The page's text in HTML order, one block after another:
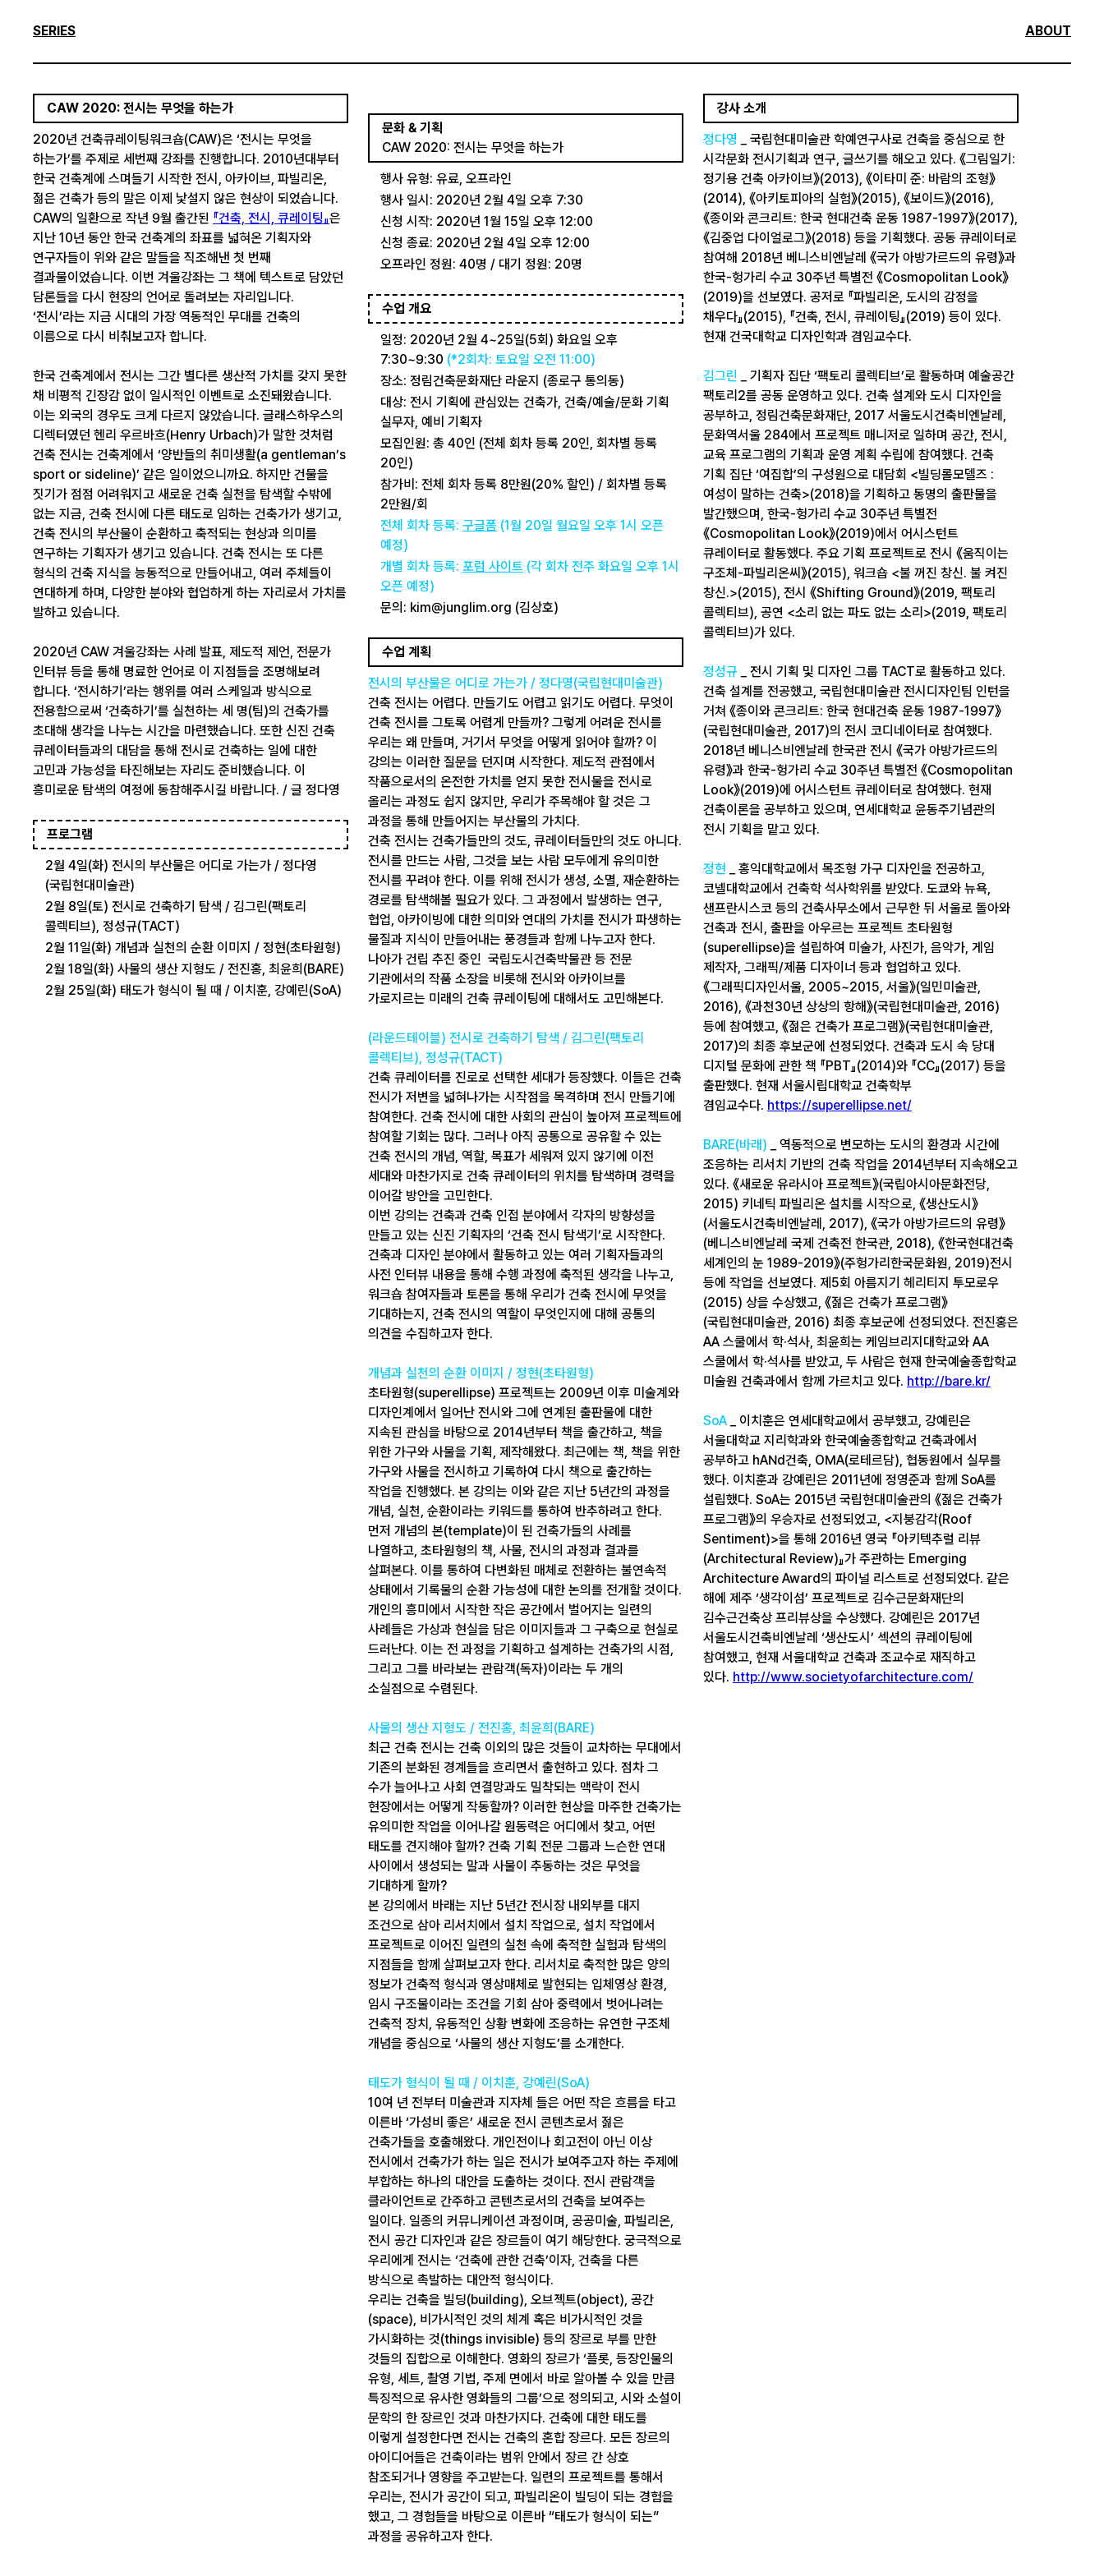
SERIES ABOUT
CAW 2020: 전시는 무엇을 하는가
2020년 건축큐레이팅워크숍(CAW)은 ‘전시는 무엇을
하는가’를 주제로 세번째 강좌를 진행합니다. 2010년대부터
한국 건축계에 스며들기 시작한 전시, 아카이브, 파빌리온,
젊은 건축가 등의 말은 이제 낯설지 않은 현상이 되었습니다.
CAW의 일환으로 작년 9월 출간된 『건축, 전시, 큐레이팅』은
지난 10년 동안 한국 건축계의 좌표를 넓혀온 기획자와
연구자들이 위와 같은 말들을 직조해낸 첫 번째
결과물이었습니다. 이번 겨울강좌는 그 책에 텍스트로 담았던
담론들을 다시 현장의 언어로 돌려보는 자리입니다.
‘전시’라는 지금 시대의 가장 역동적인 무대를 건축의
이름으로 다시 비춰보고자 합니다.
한국 건축계에서 전시는 그간 별다른 생산적 가치를 갖지 못한
채 비평적 긴장감 없이 일시적인 이벤트로 소진돼왔습니다.
이는 외국의 경우도 크게 다르지 않았습니다. 글래스하우스의
디렉터였던 헨리 우르바흐(Henry Urbach)가 말한 것처럼
건축 전시는 건축계에서 ‘양반들의 취미생활(a gentleman’s
sport or sideline)’ 같은 일이었으니까요. 하지만 건물을
짓기가 점점 어려워지고 새로운 건축 실천을 탐색할 수밖에
없는 지금, 건축 전시에 다른 태도로 임하는 건축가가 생기고,
건축 전시의 부산물이 순환하고 축적되는 현상과 의미를
연구하는 기획자가 생기고 있습니다. 건축 전시는 또 다른
형식의 건축 지식을 능동적으로 만들어내고, 여러 주체들이
연대하게 하며, 다양한 분야와 협업하게 하는 자리로서 가치를
발하고 있습니다.
2020년 CAW 겨울강좌는 사례 발표, 제도적 제언, 전문가
인터뷰 등을 통해 명료한 언어로 이 지점들을 조명해보려
합니다. ‘전시하기’라는 행위를 여러 스케일과 방식으로
전용함으로써 ‘건축하기’를 실천하는 세 명(팀)의 건축가를
초대해 생각을 나누는 시간을 마련했습니다. 또한 신진 건축
큐레이터들과의 대담을 통해 전시로 건축하는 일에 대한
고민과 가능성을 타진해보는 자리도 준비했습니다. 이
흥미로운 탐색의 여정에 동참해주시길 바랍니다. / 글 정다영
프로그램
2월 4일(화) 전시의 부산물은 어디로 가는가 / 정다영
(국립현대미술관)
2월 8일(토) 전시로 건축하기 탐색 / 김그린(팩토리
콜렉티브), 정성규(TACT)
2월 11일(화) 개념과 실천의 순환 이미지 / 정현(초타원형)
2월 18일(화) 사물의 생산 지형도 / 전진홍, 최윤희(BARE)
2월 25일(화) 태도가 형식이 될 때 / 이치훈, 강예린(SoA)
문화 & 기획
CAW 2020: 전시는 무엇을 하는가
행사 유형: 유료, 오프라인
행사 일시: 2020년 2월 4일 오후 7:30
신청 시작: 2020년 1월 15일 오후 12:00
신청 종료: 2020년 2월 4일 오후 12:00
오프라인 정원: 40명 / 대기 정원: 20명
수업 개요
일정: 2020년 2월 4~25일(5회) 화요일 오후
7:30~9:30 (*2회차: 토요일 오전 11:00)
장소: 정림건축문화재단 라운지 (종로구 통의동)
대상: 전시 기획에 관심있는 건축가, 건축/예술/문화 기획
실무자, 예비 기획자
모집인원: 총 40인 (전체 회차 등록 20인, 회차별 등록
20인)
참가비: 전체 회차 등록 8만원(20% 할인) / 회차별 등록
2만원/회
전체 회차 등록: 구글폼 (1월 20일 월요일 오후 1시 오픈
예정)
개별 회차 등록: 포럼 사이트 (각 회차 전주 화요일 오후 1시
오픈 예정)
문의: kim@junglim.org (김상호)
수업 계획
전시의 부산물은 어디로 가는가 / 정다영(국립현대미술관)
건축 전시는 어렵다. 만들기도 어렵고 읽기도 어렵다. 무엇이
건축 전시를 그토록 어렵게 만들까? 그렇게 어려운 전시를
우리는 왜 만들며, 거기서 무엇을 어떻게 읽어야 할까? 이
강의는 이러한 질문을 던지며 시작한다. 제도적 관점에서
작품으로서의 온전한 가치를 얻지 못한 전시물을 전시로
올리는 과정도 쉽지 않지만, 우리가 주목해야 할 것은 그
과정을 통해 만들어지는 부산물의 가치다.
건축 전시는 건축가들만의 것도, 큐레이터들만의 것도 아니다.
전시를 만드는 사람, 그것을 보는 사람 모두에게 유의미한
전시를 꾸려야 한다. 이를 위해 전시가 생성, 소멸, 재순환하는
경로를 탐색해볼 필요가 있다. 그 과정에서 발생하는 연구,
협업, 아카이빙에 대한 의미와 연대의 가치를 전시가 파생하는
물질과 지식이 만들어내는 풍경들과 함께 나누고자 한다.
나아가 건립 추진 중인 국립도시건축박물관 등 전문
기관에서의 작품 소장을 비롯해 전시와 아카이브를
가로지르는 미래의 건축 큐레이팅에 대해서도 고민해본다.
(라운드테이블) 전시로 건축하기 탐색 / 김그린(팩토리
콜렉티브), 정성규(TACT)
건축 큐레이터를 진로로 선택한 세대가 등장했다. 이들은 건축
전시가 저변을 넓혀나가는 시작점을 목격하며 전시 만들기에
참여한다. 건축 전시에 대한 사회의 관심이 높아져 프로젝트에
참여할 기회는 많다. 그러나 아직 공통으로 공유할 수 있는
건축 전시의 개념, 역할, 목표가 세워져 있지 않기에 이전
세대와 마찬가지로 건축 큐레이터의 위치를 탐색하며 경력을
이어갈 방안을 고민한다.
이번 강의는 건축과 건축 인접 분야에서 각자의 방향성을
만들고 있는 신진 기획자의 ‘건축 전시 탐색기’로 시작한다.
건축과 디자인 분야에서 활동하고 있는 여러 기획자들과의
사전 인터뷰 내용을 통해 수행 과정에 축적된 생각을 나누고,
워크숍 참여자들과 토론을 통해 우리가 건축 전시에 무엇을
기대하는지, 건축 전시의 역할이 무엇인지에 대해 공통의
의견을 수집하고자 한다.
개념과 실천의 순환 이미지 / 정현(초타원형)
초타원형(superellipse) 프로젝트는 2009년 이후 미술계와
디자인계에서 일어난 전시와 그에 연계된 출판물에 대한
지속된 관심을 바탕으로 2014년부터 책을 출간하고, 책을
위한 가구와 사물을 기획, 제작해왔다. 최근에는 책, 책을 위한
가구와 사물을 전시하고 기록하여 다시 책으로 출간하는
작업을 진행했다. 본 강의는 이와 같은 지난 5년간의 과정을
개념, 실천, 순환이라는 키워드를 통하여 반추하려고 한다.
먼저 개념의 본(template)이 된 건축가들의 사례를
나열하고, 초타원형의 책, 사물, 전시의 과정과 결과를
살펴본다. 이를 통하여 다변화된 매체로 전환하는 불연속적
상태에서 기록물의 순환 가능성에 대한 논의를 전개할 것이다.
개인의 흥미에서 시작한 작은 공간에서 벌어지는 일련의
사례들은 가상과 현실을 담은 이미지들과 그 구축으로 현실로
드러난다. 이는 전 과정을 기획하고 설계하는 건축가의 시점,
그리고 그를 바라보는 관람객(독자)이라는 두 개의
소실점으로 수렴된다.
사물의 생산 지형도 / 전진홍, 최윤희(BARE)
최근 건축 전시는 건축 이외의 많은 것들이 교차하는 무대에서
기존의 분화된 경계들을 흐리면서 출현하고 있다. 점차 그
수가 늘어나고 사회 연결망과도 밀착되는 맥락이 전시
현장에서는 어떻게 작동할까? 이러한 현상을 마주한 건축가는
유의미한 작업을 이어나갈 원동력은 어디에서 찾고, 어떤
태도를 견지해야 할까? 건축 기획 전문 그룹과 느슨한 연대
사이에서 생성되는 말과 사물이 추동하는 것은 무엇을
기대하게 할까?
본 강의에서 바래는 지난 5년간 전시장 내외부를 대지
조건으로 삼아 리서치에서 설치 작업으로, 설치 작업에서
프로젝트로 이어진 일련의 실천 속에 축적한 실험과 탐색의
지점들을 함께 살펴보고자 한다. 리서치로 축적한 많은 양의
정보가 건축적 형식과 영상매체로 발현되는 입체영상 환경,
임시 구조물이라는 조건을 기회 삼아 중력에서 벗어나려는
건축적 장치, 유동적인 상황 변화에 조응하는 유연한 구조체
개념을 중심으로 ‘사물의 생산 지형도’를 소개한다.
태도가 형식이 될 때 / 이치훈, 강예린(SoA)
10여 년 전부터 미술관과 지자체 들은 어떤 작은 흐름을 타고
이른바 ‘가성비 좋은’ 새로운 전시 콘텐츠로서 젊은
건축가들을 호출해왔다. 개인전이나 회고전이 아닌 이상
전시에서 건축가가 하는 일은 전시가 보여주고자 하는 주제에
부합하는 하나의 대안을 도출하는 것이다. 전시 관람객을
클라이언트로 간주하고 콘텐츠로서의 건축을 보여주는
일이다. 일종의 커뮤니케이션 과정이며, 공공미술, 파빌리온,
전시 공간 디자인과 같은 장르들이 여기 해당한다. 궁극적으로
우리에게 전시는 ‘건축에 관한 건축’이자, 건축을 다른
방식으로 촉발하는 대안적 형식이다.
우리는 건축을 빌딩(building), 오브젝트(object), 공간
(space), 비가시적인 것의 체계 혹은 비가시적인 것을
가시화하는 것(things invisible) 등의 장르로 부를 만한
것들의 집합으로 이해한다. 영화의 장르가 ‘플롯, 등장인물의
유형, 세트, 촬영 기법, 주제 면에서 바로 알아볼 수 있을 만큼
특징적으로 유사한 영화들의 그룹’으로 정의되고, 시와 소설이
문학의 한 장르인 것과 마찬가지다. 건축에 대한 태도를
이렇게 설정한다면 전시는 건축의 혼합 장르다. 모든 장르의
아이디어들은 건축이라는 범위 안에서 장르 간 상호
참조되거나 영향을 주고받는다. 일련의 프로젝트를 통해서
우리는, 전시가 공간이 되고, 파빌리온이 빌딩이 되는 경험을
했고, 그 경험들을 바탕으로 이른바 “태도가 형식이 되는”
과정을 공유하고자 한다.
강사 소개
정다영
_ 국립현대미술관 학예연구사로 건축을 중심으로 한
시각문화 전시기획과 연구, 글쓰기를 해오고 있다. 《그림일기:
정기용 건축 아카이브》(2013), 《이타미 준: 바람의 조형》
(2014), 《아키토피아의 실험》(2015), 《보이드》(2016),
《종이와 콘크리트: 한국 현대건축 운동 1987-1997》(2017),
《김중업 다이얼로그》(2018) 등을 기획했다. 공동 큐레이터로
참여해 2018년 베니스비엔날레 《국가 아방가르드의 유령》과
한국-헝가리 수교 30주년 특별전 《Cosmopolitan Look》
(2019)을 선보였다. 공저로 『파빌리온, 도시의 감정을
채우다』(2015), 『건축, 전시, 큐레이팅』(2019) 등이 있다.
현재 건국대학교 디자인학과 겸임교수다.
김그린
_ 기획자 집단 ‘팩토리 콜렉티브’로 활동하며 예술공간
팩토리2를 공동 운영하고 있다. 건축 설계와 도시 디자인을
공부하고, 정림건축문화재단, 2017 서울도시건축비엔날레,
문화역서울 284에서 프로젝트 매니저로 일하며 공간, 전시,
교육 프로그램의 기획과 운영 계획 수립에 참여했다. 건축
기획 집단 ‘여집합’의 구성원으로 대담회 <빌딩롤모델즈 :
여성이 말하는 건축>(2018)을 기획하고 동명의 출판물을
발간했으며, 한국-헝가리 수교 30주년 특별전
《Cosmopolitan Look》(2019)에서 어시스턴트
큐레이터로 활동했다. 주요 기획 프로젝트로 전시 《움직이는
구조체-파빌리온씨》(2015), 워크숍 <불 꺼진 창신. 불 켜진
창신.>(2015), 전시 《Shifting Ground》(2019, 팩토리
콜렉티브), 공연 <소리 없는 파도 없는 소리>(2019, 팩토리
콜렉티브)가 있다.
정성규 _ 전시 기획 및 디자인 그룹 TACT로 활동하고 있다.
건축 설계를 전공했고, 국립현대미술관 전시디자인팀 인턴을
거쳐 《종이와 콘크리트: 한국 현대건축 운동 1987-1997》
(국립현대미술관, 2017)의 전시 코디네이터로 참여했다.
2018년 베니스비엔날레 한국관 전시 《국가 아방가르드의
유령》과 한국-헝가리 수교 30주년 특별전 《Cosmopolitan
Look》(2019)에 어시스턴트 큐레이터로 참여했다. 현재
건축이론을 공부하고 있으며, 연세대학교 윤동주기념관의
전시 기획을 맡고 있다.
정현 _ 홍익대학교에서 목조형 가구 디자인을 전공하고,
코넬대학교에서 건축학 석사학위를 받았다. 도쿄와 뉴욕,
샌프란시스코 등의 건축사무소에서 근무한 뒤 서울로 돌아와
건축과 전시, 출판을 아우르는 프로젝트 초타원형
(superellipse)을 설립하여 미술가, 사진가, 음악가, 게임
제작자, 그래픽/제품 디자이너 등과 협업하고 있다.
《그래픽디자인서울, 2005~2015, 서울》(일민미술관,
2016), 《과천30년 상상의 항해》(국립현대미술관, 2016)
등에 참여했고, 《젊은 건축가 프로그램》(국립현대미술관,
2017)의 최종 후보군에 선정되었다. 건축과 도시 속 당대
디지털 문화에 관한 책 『PBT』(2014)와 『CC』(2017) 등을
출판했다. 현재 서울시립대학교 건축학부
겸임교수다. https://superellipse.net/
BARE(바래) _ 역동적으로 변모하는 도시의 환경과 시간에
조응하는 리서치 기반의 건축 작업을 2014년부터 지속해오고
있다. 《새로운 유라시아 프로젝트》(국립아시아문화전당,
2015) 키네틱 파빌리온 설치를 시작으로, 《생산도시》
(서울도시건축비엔날레, 2017), 《국가 아방가르드의 유령》
(베니스비엔날레 국제 건축전 한국관, 2018), 《한국현대건축
세계인의 눈 1989-2019》(주헝가리한국문화원, 2019)전시
등에 작업을 선보였다. 제5회 아름지기 헤리티지 투모로우
(2015) 상을 수상했고, 《젊은 건축가 프로그램》
(국립현대미술관, 2016) 최종 후보군에 선정되었다. 전진홍은
AA 스쿨에서 학·석사, 최윤희는 케임브리지대학교와 AA
스쿨에서 학·석사를 받았고, 두 사람은 현재 한국예술종합학교
미술원 건축과에서 함께 가르치고 있다. http://bare.kr/
SoA _ 이치훈은 연세대학교에서 공부했고, 강예린은
서울대학교 지리학과와 한국예술종합학교 건축과에서
공부하고 hANd건축, OMA(로테르담), 협동원에서 실무를
했다. 이치훈과 강예린은 2011년에 정영준과 함께 SoA를
설립했다. SoA는 2015년 국립현대미술관의 《젊은 건축가
프로그램》의 우승자로 선정되었고, <지붕감각(Roof
Sentiment)>을 통해 2016년 영국 『아키텍추럴 리뷰
(Architectural Review)』가 주관하는 Emerging
Architecture Award의 파이널 리스트로 선정되었다. 같은
해에 제주 ‘생각이섬’ 프로젝트로 김수근문화재단의
김수근건축상 프리뷰상을 수상했다. 강예린은 2017년
서울도시건축비엔날레 ‘생산도시’ 섹션의 큐레이팅에
참여했고, 현재 서울대학교 건축과 조교수로 재직하고
있다. http://www.societyofarchitecture.com/